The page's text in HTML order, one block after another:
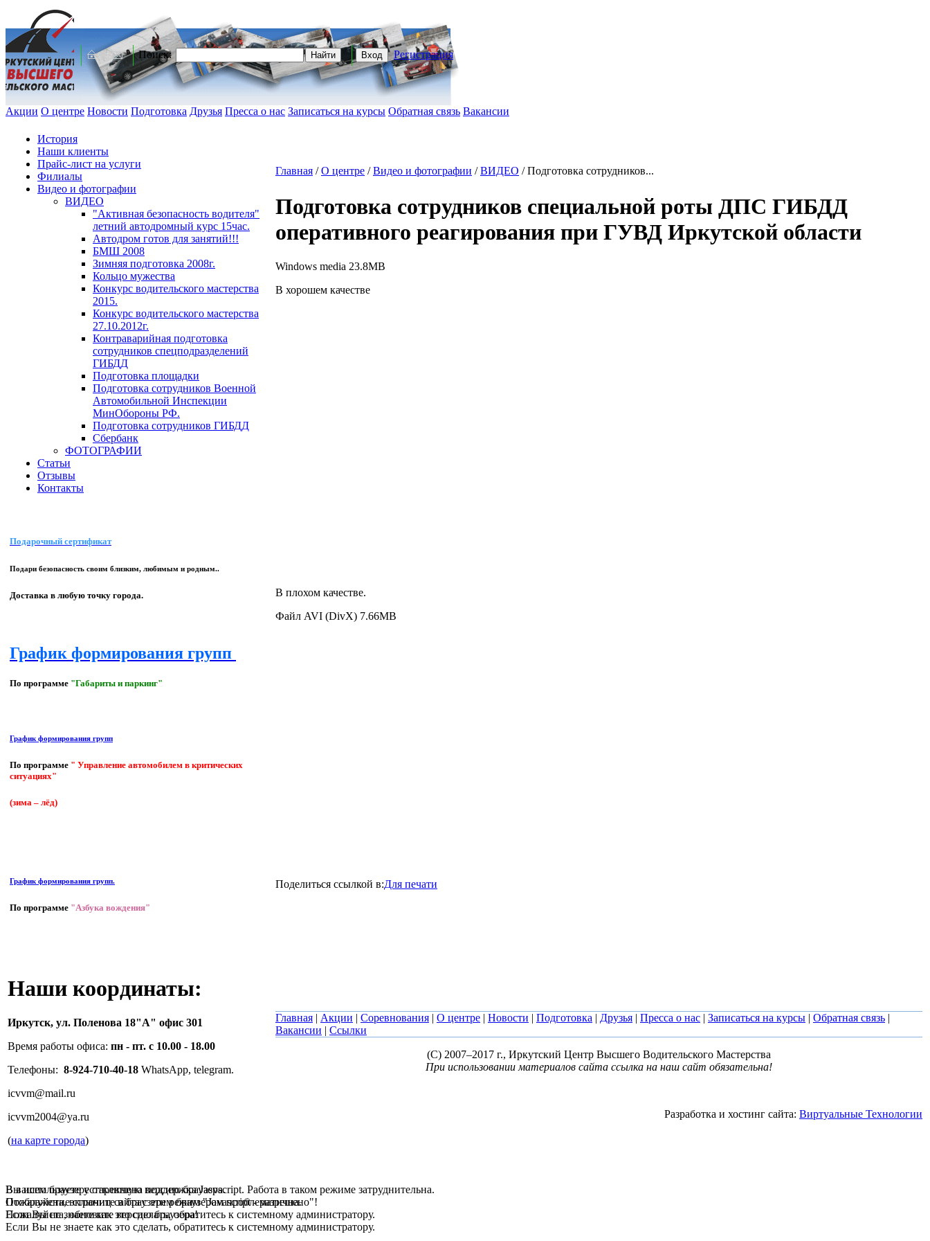
Поиск: Найти Вход Регистрация
Акции О центре Новости Подготовка Друзья Пресса о нас Записаться на курсы Обратная связь Вакансии
История
Наши клиенты
Прайс-лист на услуги
Филиалы
Видео и фотографии
ВИДЕО
"Активная безопасность водителя"
летний автодромный курс 15час.
Автодром готов для занятий!!!
БМШ 2008
Зимняя подготовка 2008г.
Кольцо мужества
Конкурс водительского мастерства
2015.
Конкурс водительского мастерства
27.10.2012г.
Контраварийная подготовка
сотрудников спецподразделений
ГИБДД
Подготовка площадки
Подготовка сотрудников Военной
Автомобильной Инспекции
МинОбороны РФ.
Подготовка сотрудников ГИБДД
Сбербанк
ФОТОГРАФИИ
Статьи
Отзывы
Контакты
Подарочный сертификат
Подари безопасность своим близким, любимым и родным..
Доставка в любую точку города.
График формирования групп
По программе "Габариты и паркинг"
График формирования групп
По программе " Управление автомобилем в критических
ситуациях"
(зима – лёд)
График формирования групп.
По программе "Азбука вождения"
Главная /О центре /Видео и фотографии /ВИДЕО /Подготовка сотрудников...
Подготовка сотрудников специальной роты ДПС ГИБДД
оперативного реагирования при ГУВД Иркутской области
Windows media 23.8MB
В хорошем качестве
В плохом качестве.
Файл AVI (DivX) 7.66MB
Поделиться ссылкой в:Для печати
Наши координаты:
Иркутск, ул. Поленова 18"А" офис 301
Время работы офиса: пн - пт. с 10.00 - 18.00
Телефоны: 8-924-710-40-18 WhatsApp, telegram.
icvvm@mail.ru
icvvm2004@ya.ru
(на карте города)
Главная | Акции | Соревнования | О центре | Новости | Подготовка | Друзья | Пресса о нас | Записаться на курсы | Обратная связь |
Вакансии | Ссылки
(C) 2007–2017 г., Иркутский Центр Высшего Водительского Мастерства
При использовании материалов сайта ссылка на наш сайт обязательна!
Разработка и хостинг сайта: Виртуальные Технологии
В вашем браузере отключена поддержка Jasvscript. Работа в таком режиме затруднительна.
Пожалуйста, включите в браузере режим "Javascript - разрешено"!
Если Вы не знаете как это сделать, обратитесь к системному администратору.
Вы используете устаревшую версию браузера.
Отображение страниц сайта с этим браузером проблематична.
Пожалуйста, обновите версию браузера!
Если Вы не знаете как это сделать, обратитесь к системному администратору.